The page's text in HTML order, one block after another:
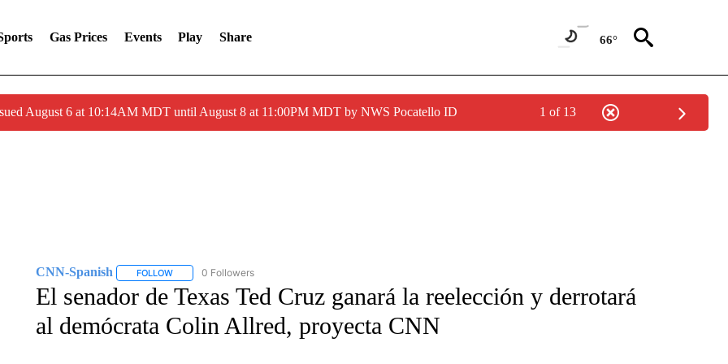
Gas Prices Events Play Share 66°
August 6 at 10:14AM MDT until August 8 at 11:00PM MDT by NWS Pocatello ID 1 of 13
CNN-Spanish FOLLOWFOLLOW "CNN-SPANISH" TO RECEIVE NOTIFICATIONS ABOUT NEW PAGES ON "CNN-SPANISH".
0 Followers
El senador de Texas Ted Cruz ganará la reelección y derrotará
al demócrata Colin Allred, proyecta CNN